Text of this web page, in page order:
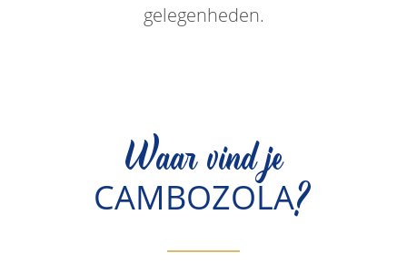
gelegenheden.
Waar vind je
CAMBOZOLA?